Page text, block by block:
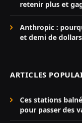
retenir plus et
Anthropic :
et demi de
ARTICLES
Ces stations
pour passer des